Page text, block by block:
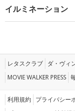
イルミネーション
レタスクラブ ダ・ヴィ
MOVIE WALKER PRESS
利用規約 プライバシー